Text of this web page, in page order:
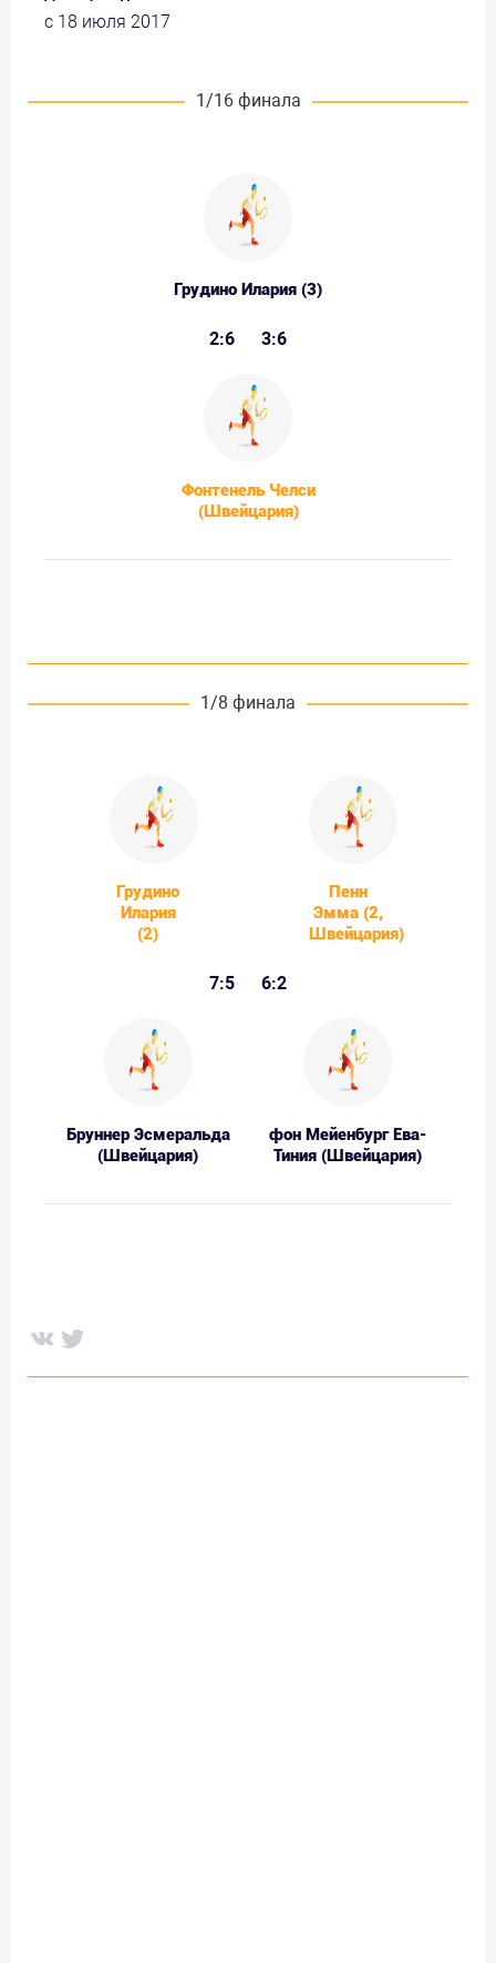
с 18 июля 2017
1/16 финала
Грудино Илария (3)
2:6 3:6
Фонтенель Челси
(Швейцария)
1/8 финала
Грудино
Илария
(2)
Пенн
Эмма (2,
Швейцария)
7:5 6:2
Бруннер Эсмеральда
(Швейцария)
фон Мейенбург Ева-
Тиния (Швейцария)